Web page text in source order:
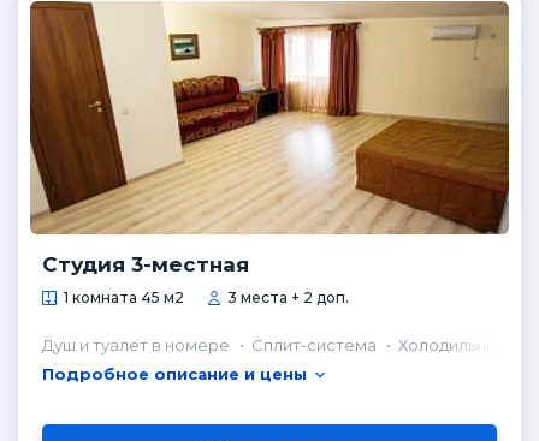
Студия 3-местная
1 комната 45 м2 3 места + 2 доп.
Душ и туалет в номере Сплит-система
Холодильник в
Подробное описание и цены